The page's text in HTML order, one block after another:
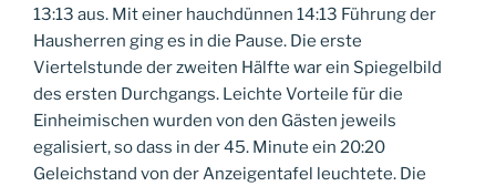
13:13 aus. Mit einer hauchdünnen 14:13 Führung der
Hausherren ging es in die Pause. Die erste
Viertelstunde der zweiten Hälfte war ein Spiegelbild
des ersten Durchgangs. Leichte Vorteile für die
Einheimischen wurden von den Gästen jeweils
egalisiert, so dass in der 45. Minute ein 20:20
Geleichstand von der Anzeigentafel leuchtete. Die